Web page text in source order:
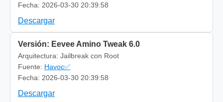
Fecha: 2026-03-30 20:39:58
Descargar
Versión: Eevee Amino Tweak 6.0
Arquitectura: Jailbreak con Root
Fuente: Havoc✅
Fecha: 2026-03-30 20:39:58
Descargar